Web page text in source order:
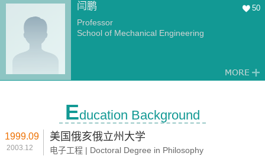
闫鹏 50
Professor
School of Mechanical Engineering
Education Background
1999.09
2003.12
美国俄亥俄立州大学
电子工程 | Doctoral Degree in Philosophy